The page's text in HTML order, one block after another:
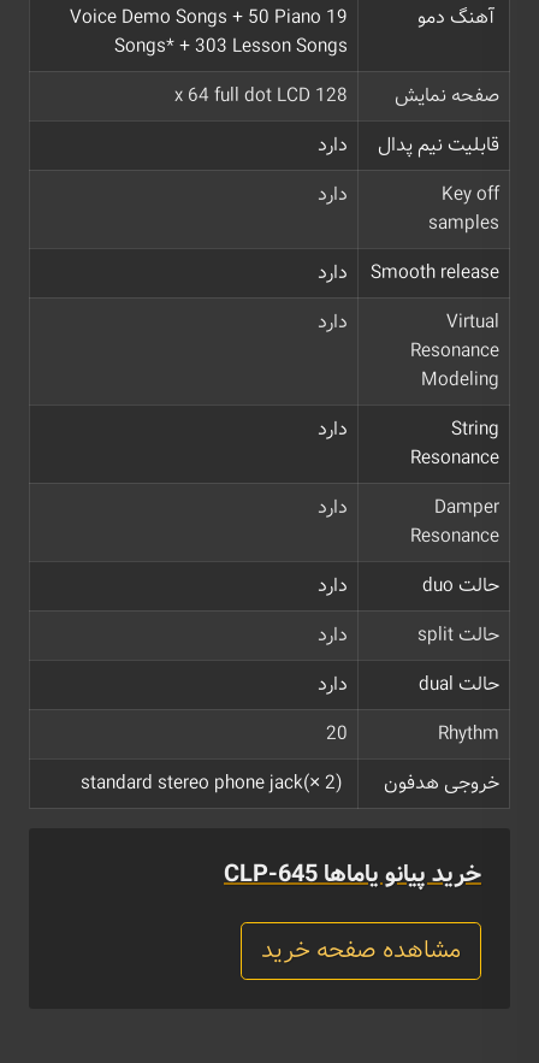
آهنگ دمو
19 Voice Demo Songs + 50 Piano
Songs* + 303 Lesson Songs
صفحه نمایش
128 x 64 full dot LCD
قابلیت نیم پدال
دارد
Key off
samples
دارد
Smooth release
دارد
Virtual
Resonance
Modeling
دارد
String
Resonance
دارد
Damper
Resonance
دارد
حالت duo
دارد
حالت split
دارد
حالت dual
دارد
Rhythm
20
خروجی هدفون
خرید پیانو یاماها CLP-645
مشاهده صفحه خرید